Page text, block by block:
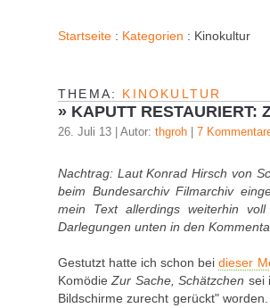
Startseite : Kategorien : Kinokultur
THEMA: KINOKULTUR
» KAPUTT RESTAURIERT:
26. Juli 13 | Autor: thgroh 7
Nachtrag: Laut Konrad Hirsch von
beim Bundesarchiv Filmarchiv
mein Text allerdings weiterhin
Darlegungen unten in den
Gestutzt hatte ich schon beidieser
KomödieZur Sache, Schätzchen sei
Bildschirme zurecht gerückt"